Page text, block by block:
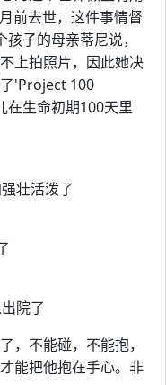
前去世，这件事情督
子的母亲蒂尼说，
上拍照片，因此她决
'Project 100
在生命初期100天里
壮活泼了
院了
，不能碰，不能抱，
能把他抱在手心。非